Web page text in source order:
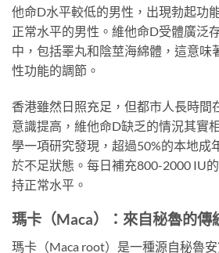
他命D水平較低的男性，出現勃起功
正常水平的男性。維他命D受體廣泛
中，包括睪丸和陰莖海綿體，這意味
性功能的調節。
香港雖然日照充足，但都市人長時間
意識提高，維他命D缺乏的情況其實
學一項研究發現，超過50%的本地成
於不足狀態。每日補充800-2000 IU
持正常水平。
瑪卡（Maca）：來自秘魯的傳
瑪卡（Maca root）是一種源自秘魯